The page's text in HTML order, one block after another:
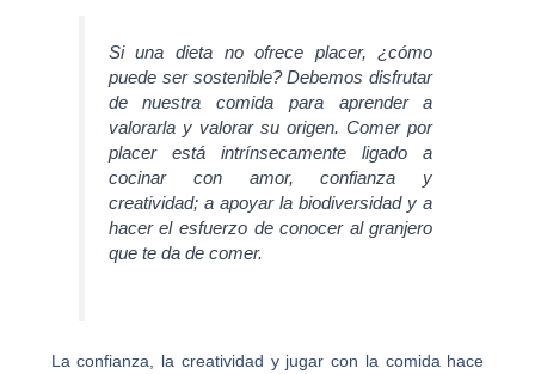
Si una dieta no ofrece placer, ¿cómo
puede ser sostenible? Debemos disfrutar
de nuestra comida para aprender a
valorarla y valorar su origen. Comer por
placer está intrínsecamente ligado a
cocinar con amor, confianza y
creatividad; a apoyar la biodiversidad y a
hacer el esfuerzo de conocer al granjero
que te da de comer.
La confianza, la creatividad y jugar con la comida hace